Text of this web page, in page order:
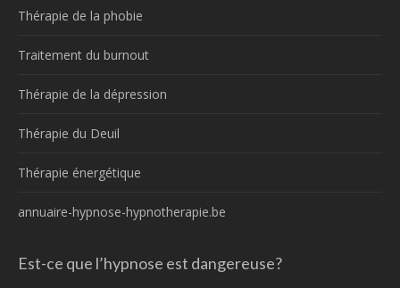
Thérapie de la phobie
Traitement du burnout
Thérapie de la dépression
Thérapie du Deuil
Thérapie énergétique
annuaire-hypnose-hypnotherapie.be
Est-ce que l’hypnose est dangereuse?